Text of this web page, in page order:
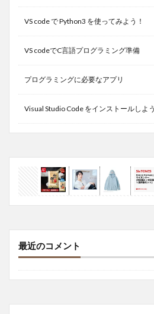
VS code で Python3 を使ってみよう！
VS codeでC言語プログラミング準備
プログラミングに必要なアプリ
Visual Studio Code をインストールしよう
最近のコメント